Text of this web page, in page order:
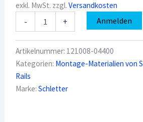
exkl. MwSt. zzgl.Versandkosten
-
121008-
FixZ-
15
Profil18
oben
4,40m
+ Anmelden
Artikelnummer: 121008-04400
Kategorien: Montage-Materialien von
Rails
Marke:Schletter